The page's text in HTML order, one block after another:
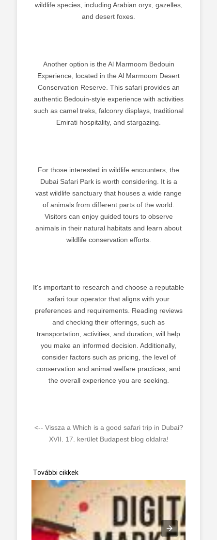
wildlife species, including Arabian oryx, gazelles,
and desert foxes.
Another option is the Al Marmoom Bedouin
Experience, located in the Al Marmoom Desert
Conservation Reserve. This safari provides an
authentic Bedouin-style experience with activities
such as camel treks, falconry displays, traditional
Emirati hospitality, and stargazing.
For those interested in wildlife encounters, the
Dubai Safari Park is worth considering. It is a
vast wildlife sanctuary that houses a wide range
of animals from different parts of the world.
Visitors can enjoy guided tours to observe
animals in their natural habitats and learn about
wildlife conservation efforts.
It's important to research and choose a reputable
safari tour operator that aligns with your
preferences and requirements. Reading reviews
and checking their offerings, such as
transportation, activities, and duration, will help
you make an informed decision. Additionally,
consider factors such as pricing, the level of
conservation and animal welfare practices, and
the overall experience you are seeking.
<-- Vissza a Which is a good safari trip in Dubai?
XVII. 17. kerület Budapest blog oldalra!
További cikkek